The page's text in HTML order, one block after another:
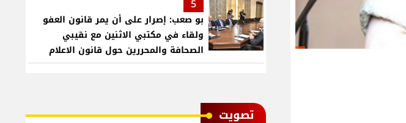
5
بو صعب: إصرار على أن يمر قانون العفو
ولقاء في مكتبي الاثنين مع نقيبي
الصحافة والمحررين حول قانون الاعلام
ﺗﺼﻮﻳﺖ